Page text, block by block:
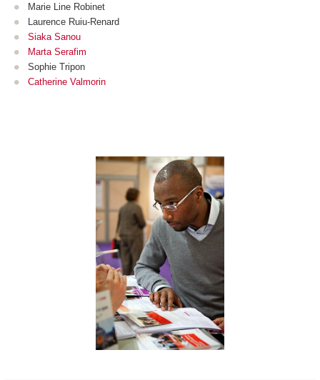
Marie Line Robinet
Laurence Ruiu-Renard
Siaka Sanou
Marta Serafim
Sophie Tripon
Catherine Valmorin